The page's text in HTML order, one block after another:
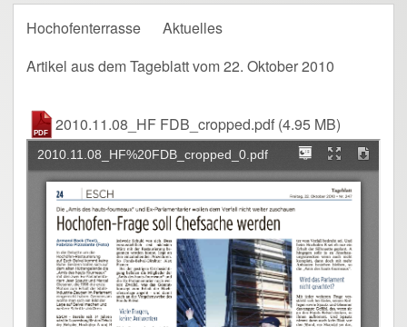
Hochofenterrasse
Aktuelles
Artikel aus dem Tageblatt vom 22. Oktober 2010
2010.11.08_HF FDB_cropped.pdf (4.95 MB)